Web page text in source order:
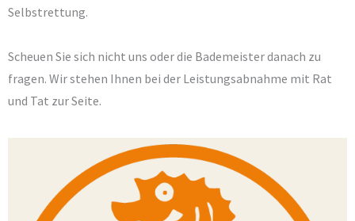
Selbstrettung.
Scheuen Sie sich nicht uns oder die Bademeister danach zu
fragen. Wir stehen Ihnen bei der Leistungsabnahme mit Rat
und Tat zur Seite.